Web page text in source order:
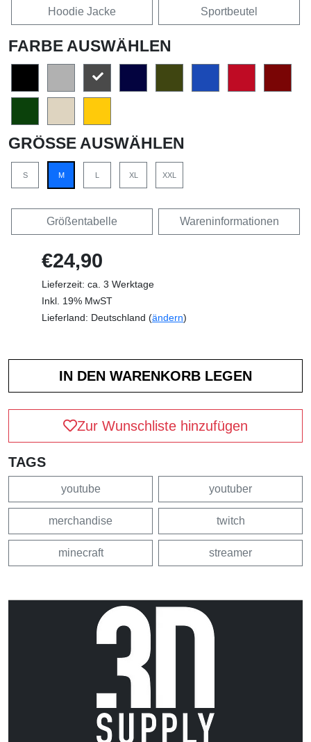
Hoodie Jacke Sportbeutel
FARBE AUSWÄHLEN
GRÖSSE AUSWÄHLEN
S M L XL XXL
Größentabelle Wareninformationen
€24,90
Lieferzeit: ca. 3 Werktage
Inkl. 19% MwST
Lieferland: Deutschland (ändern)
Zur Wunschliste hinzufügen
TAGS
youtube youtuber
merchandise twitch
minecraft streamer